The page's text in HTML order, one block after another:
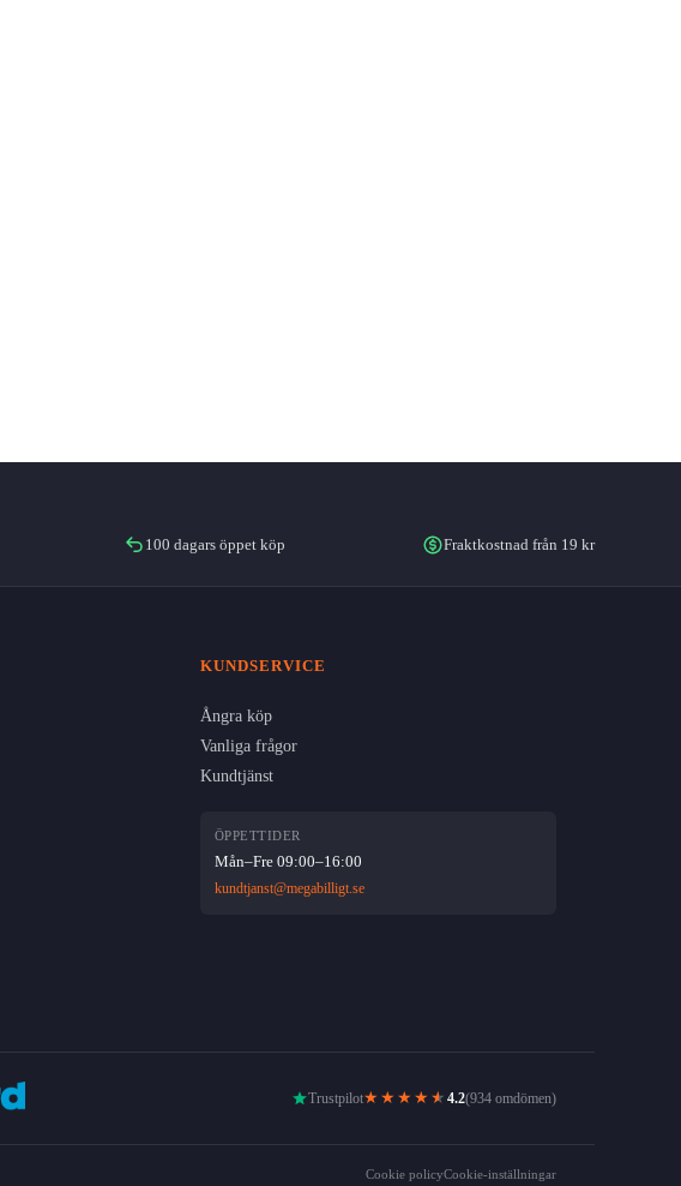
100 dagars öppet köp Fraktkostnad från 19 kr
KUNDSERVICE
Ångra köp
Vanliga frågor
Kundtjänst
ÖPPETTIDER
Mån–Fre 09:00–16:00
kundtjanst@megabilligt.se
Trustpilot★★★★ ★ 4.2(934 omdömen)
Cookie policyCookie-inställningar